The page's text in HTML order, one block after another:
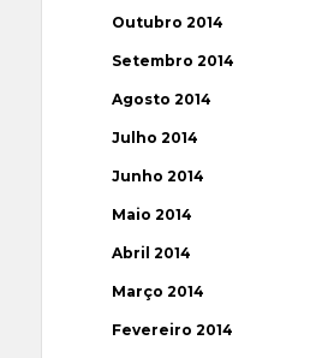
Outubro 2014
Setembro 2014
Agosto 2014
Julho 2014
Junho 2014
Maio 2014
Abril 2014
Março 2014
Fevereiro 2014